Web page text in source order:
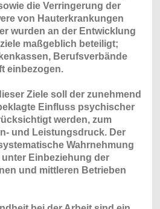
die Verringerung der
von Hauterkrankungen
wurden an der Entwicklung
maßgeblich beteiligt;
Berufsverbände
einbezogen.
Ziele soll der zunehmend
Einfluss psychischer
werden, zum
und Leistungsdruck. Der
Wahrnehmung
Einbeziehung der
und mittleren Betrieben